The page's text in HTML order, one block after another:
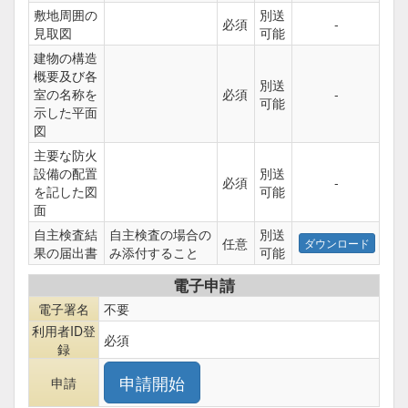
敷地周囲の
見取図
必須
別送
可能
-
建物の構造
概要及び各
室の名称を
示した平面
図
必須
別送
可能
-
主要な防火
設備の配置
を記した図
面
必須
別送
可能
-
自主検査結
果の届出書
自主検査の場合の
み添付すること
任意
別送
可能
電子申請
電子署名
不要
利用者ID登
録
必須
申請